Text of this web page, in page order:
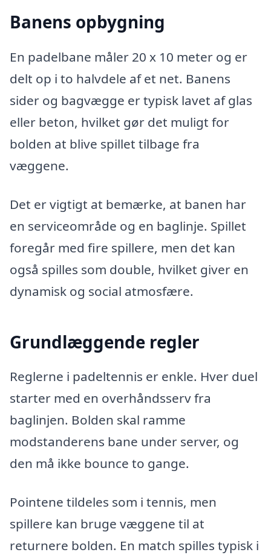
Banens opbygning
En padelbane måler 20 x 10 meter og er
delt op i to halvdele af et net. Banens
sider og bagvægge er typisk lavet af glas
eller beton, hvilket gør det muligt for
bolden at blive spillet tilbage fra
væggene.
Det er vigtigt at bemærke, at banen har
en serviceområde og en baglinje. Spillet
foregår med fire spillere, men det kan
også spilles som double, hvilket giver en
dynamisk og social atmosfære.
Grundlæggende regler
Reglerne i padeltennis er enkle. Hver duel
starter med en overhåndsserv fra
baglinjen. Bolden skal ramme
modstanderens bane under server, og
den må ikke bounce to gange.
Pointene tildeles som i tennis, men
spillere kan bruge væggene til at
returnere bolden. En match spilles typisk i